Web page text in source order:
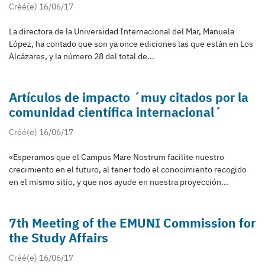
Créé(e) 16/06/17
La directora de la Universidad Internacional del Mar, Manuela
López, ha contado que son ya once ediciones las que están en Los
Alcázares, y la número 28 del total de...
Artículos de impacto ´muy citados por la
comunidad científica internacional´
Créé(e) 16/06/17
«Esperamos que el Campus Mare Nostrum facilite nuestro
crecimiento en el futuro, al tener todo el conocimiento recogido
en el mismo sitio, y que nos ayude en nuestra proyección...
7th Meeting of the EMUNI Commission for
the Study Affairs
Créé(e) 16/06/17